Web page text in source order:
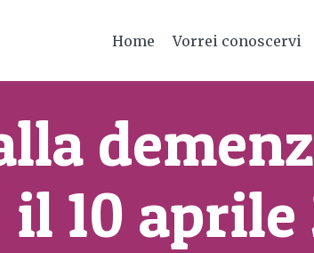
Home Vorrei conoscervi
il 10 aprile